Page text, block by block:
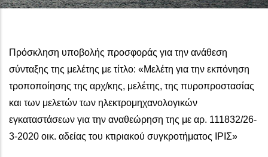
Πρόσκληση υποβολής προσφοράς για την ανάθεση
σύνταξης της μελέτης με τίτλο: «Μελέτη για την εκπόνηση
τροποποίησης της αρχ/κης, μελέτης, της πυροπροστασίας
και των μελετών των ηλεκτρομηχανολογικών
εγκαταστάσεων για την αναθεώρηση της με αρ. 111832/26-
3-2020 οικ. αδείας του κτιριακού συγκροτήματος ΙΡΙΣ»